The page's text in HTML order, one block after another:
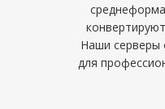
Наши серверы
для